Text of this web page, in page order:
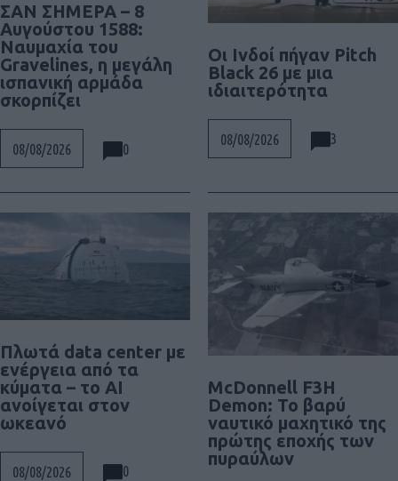
ΣΑΝ ΣΗΜΕΡΑ – 8
Αυγούστου 1588:
Ναυμαχία του
Gravelines, η μεγάλη
ισπανική αρμάδα
σκορπίζει
08/08/2026 0
Οι Ινδοί πήγαν Pitch
Black 26 με μια
ιδιαιτερότητα
08/08/2026 3
Πλωτά data center με
ενέργεια από τα
κύματα – το AI
ανοίγεται στον
ωκεανό
08/08/2026 0
McDonnell F3H
Demon: Το βαρύ
ναυτικό μαχητικό της
πρώτης εποχής των
πυραύλων